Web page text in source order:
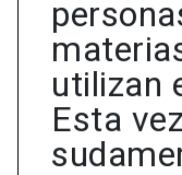
utilizan
Esta